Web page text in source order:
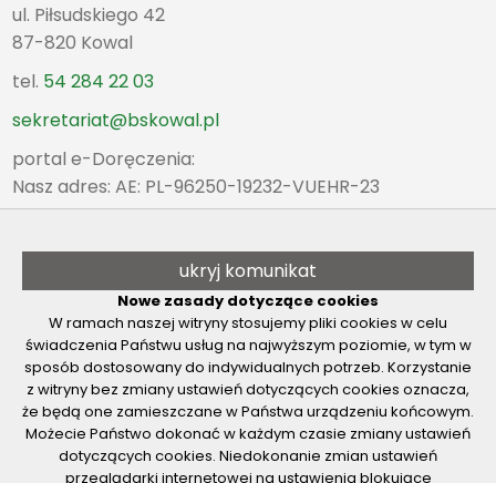
ul. Piłsudskiego 42
87-820 Kowal
tel. 54 284 22 03
sekretariat@bskowal.pl
portal e-Doręczenia:
Nasz adres: AE: PL-96250-19232-VUEHR-23
poniedziałek - piątek
8:00 - 15:30
54 284 22 03
Pozostałe Placówki
poniedziałek - piątek
8:00 - 15:30
Nowe zasady dotyczące cookies
W ramach naszej witryny stosujemy pliki cookies w celu
świadczenia Państwu usług na najwyższym poziomie, w tym w
sposób dostosowany do indywidualnych potrzeb. Korzystanie
z witryny bez zmiany ustawień dotyczących cookies oznacza,
że będą one zamieszczane w Państwa urządzeniu końcowym.
Możecie Państwo dokonać w każdym czasie zmiany ustawień
dotyczących cookies. Niedokonanie zmian ustawień
przeglądarki internetowej na ustawienia blokujące
ukryj komunikat